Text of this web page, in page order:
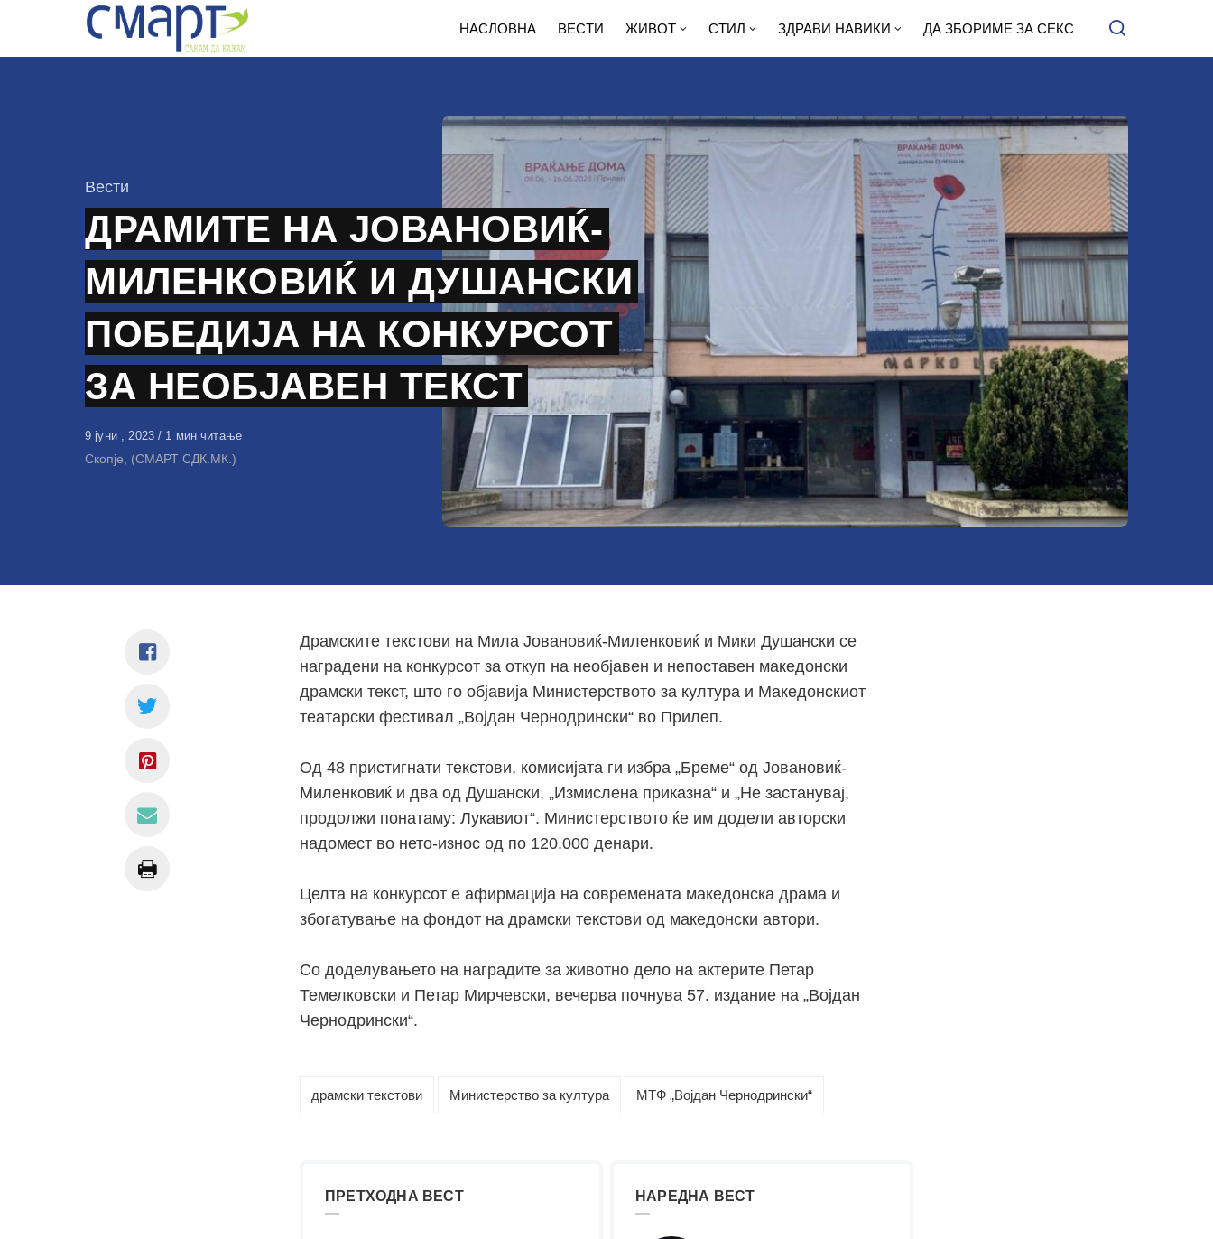
НАСЛОВНА ВЕСТИ ЖИВОТ СТИЛ ЗДРАВИ НАВИКИ ДА ЗБОРИМЕ ЗА СЕКС
КАтегорија
Вести
ДРАМИТЕ НА ЈОВАНОВИЌ-
МИЛЕНКОВИЌ И ДУШАНСКИ
ПОБЕДИЈА НА КОНКУРСОТ
ЗА НЕОБЈАВЕН ТЕКСТ
Објавено
на
9 јуни , 2023 1 мин читање
Скопје, (СМАРТ СДК.МК.)
Драмските текстови на Мила Јовановиќ-Миленковиќ и Мики Душански се
наградени на конкурсот за откуп на необјавен и непоставен македонски
драмски текст, што го објавија Министерството за култура и Македонскиот
театарски фестивал „Војдан Чернодрински“ во Прилеп.
Од 48 пристигнати текстови, комисијата ги избра „Бреме“ од Јовановиќ-
Миленковиќ и два од Душански, „Измислена приказна“ и „Не застанувај,
продолжи понатаму: Лукавиот“. Министерството ќе им додели авторски
надомест во нето-износ од по 120.000 денари.
Целта на конкурсот е афирмација на современата македонска драма и
збогатување на фондот на драмски текстови од македонски автори.
Со доделувањето на наградите за животно дело на актерите Петар
Темелковски и Петар Мирчевски, вечерва почнува 57. издание на „Војдан
Чернодрински“.
драмски текстови Министерство за култура МТФ „Војдан Чернодрински“
ПРЕТХОДНА ВЕСТ НАРЕДНА ВЕСТ